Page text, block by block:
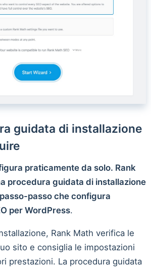
guidata di installazione
praticamente da solo. Rank
procedura guidata di installazione
passo che configura
per WordPress.
Rank Math verifica le
sito e consiglia le impostazioni
prestazioni. La procedura guidata